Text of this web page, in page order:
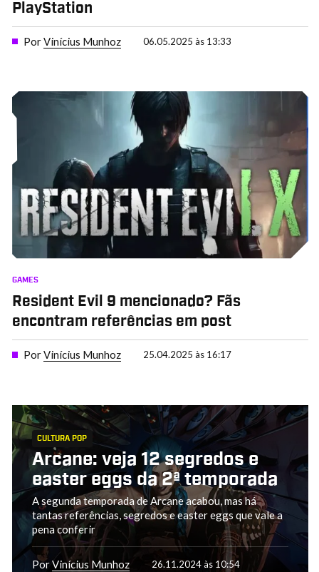
PlayStation
PorVinícius Munhoz 06.05.2025 às 13:33
GAMES
Resident Evil 9 mencionado? Fãs
encontram referências em post
PorVinícius Munhoz 25.04.2025 às 16:17
CULTURA POP
Arcane: veja 12 segredos e
easter eggs da 2ª temporada
A segunda temporada de Arcane acabou, mas há
tantas referências, segredos e easter eggs que vale a
pena conferir
PorVinícius Munhoz 26.11.2024 às 10:54